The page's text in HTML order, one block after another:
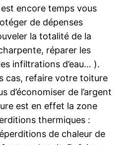
encore temps vous
de dépenses
la totalité de la
réparer les
infiltrations d’eau… ).
cas, refaire votre toiture
d’économiser de l’argent
est en effet la zone
thermiques :
de chaleur de